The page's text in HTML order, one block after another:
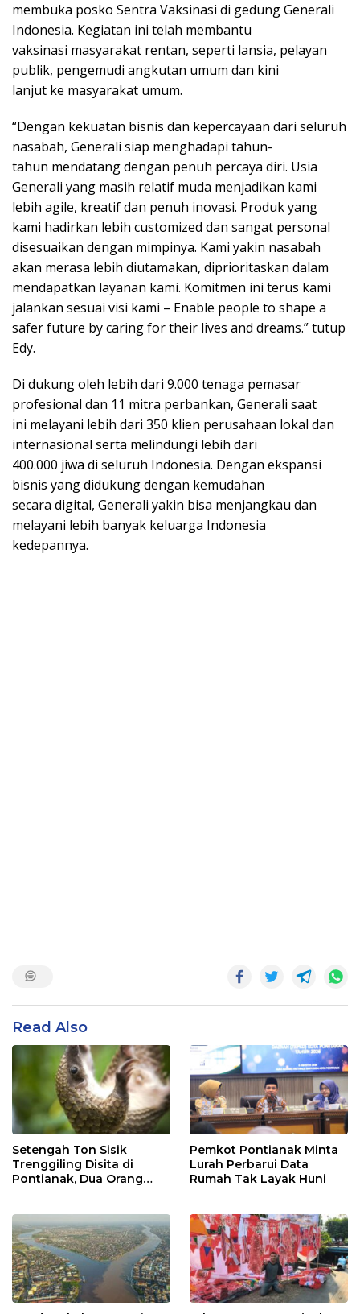
membuka posko Sentra Vaksinasi di gedung Generali
Indonesia. Kegiatan ini telah membantu
vaksinasi masyarakat rentan, seperti lansia, pelayan
publik, pengemudi angkutan umum dan kini
lanjut ke masyarakat umum.
“Dengan kekuatan bisnis dan kepercayaan dari seluruh
nasabah, Generali siap menghadapi tahun-
tahun mendatang dengan penuh percaya diri. Usia
Generali yang masih relatif muda menjadikan kami
lebih agile, kreatif dan penuh inovasi. Produk yang
kami hadirkan lebih customized dan sangat personal
disesuaikan dengan mimpinya. Kami yakin nasabah
akan merasa lebih diutamakan, diprioritaskan dalam
mendapatkan layanan kami. Komitmen ini terus kami
jalankan sesuai visi kami – Enable people to shape a
safer future by caring for their lives and dreams.” tutup
Edy.
Di dukung oleh lebih dari 9.000 tenaga pemasar
profesional dan 11 mitra perbankan, Generali saat
ini melayani lebih dari 350 klien perusahaan lokal dan
internasional serta melindungi lebih dari
400.000 jiwa di seluruh Indonesia. Dengan ekspansi
bisnis yang didukung dengan kemudahan
secara digital, Generali yakin bisa menjangkau dan
melayani lebih banyak keluarga Indonesia
kedepannya.
Read Also
Setengah Ton Sisik
Trenggiling Disita di
Pontianak, Dua Orang
Pemkot Pontianak Minta
Lurah Perbarui Data
Rumah Tak Layak Huni